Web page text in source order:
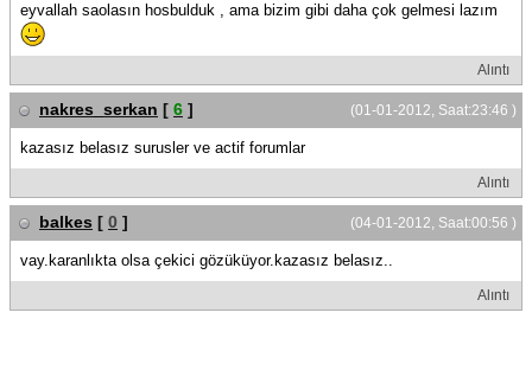
eyvallah saolasın hosbulduk , ama bizim gibi daha çok gelmesi lazım
Alıntı
(01-01-2012, Saat:23:46 )
nakres_serkan [ 6 ]
kazasız belasız surusler ve actif forumlar
Alıntı
(04-01-2012, Saat:00:56 )
balkes [ 0 ]
vay.karanlıkta olsa çekici gözüküyor.kazasız belasız..
Alıntı